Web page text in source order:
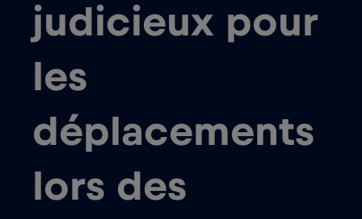
judicieux pour
les
déplacements
lors des